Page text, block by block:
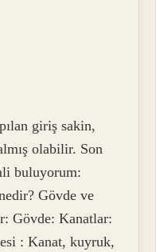
giriş sakin,
olabilir. Son
buluyorum:
Gövde ve
Gövde: Kanatlar:
: Kanat, kuyruk,